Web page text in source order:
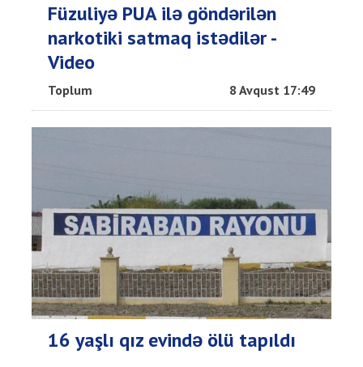
Füzuliyə PUA ilə göndərilən
narkotiki satmaq istədilər -
Video
Toplum 8 Avqust 17:49
16 yaşlı qız evində ölü tapıldı